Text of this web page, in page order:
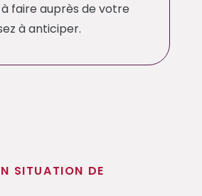
faire auprès de votre
à anticiper.
SITUATION DE